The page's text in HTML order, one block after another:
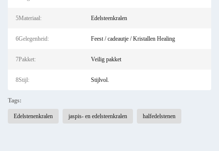
5Materiaal: Edelsteenkralen
6Gelegenheid: Feest / cadeautje / Kristallen Healing
7Pakket: Veilig pakket
8Stijl: Stijlvol.
Tags:
Edelstenenkralen jaspis- en edelsteenkralen halfedelstenen